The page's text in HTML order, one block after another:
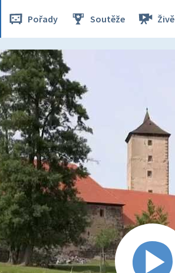
Pořady Soutěže Živě